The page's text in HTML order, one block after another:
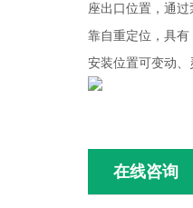
座出口位置，通
靠自重定位，具有
安装位置可变动
在线咨询